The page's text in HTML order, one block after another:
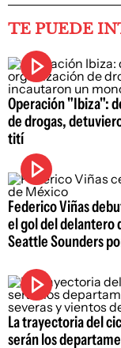
TE PUEDE
Operación "Ibiza":
de drogas,
tití
Federico Viñas
el gol del delantero
Seattle Sounders
La trayectoria del
serán los